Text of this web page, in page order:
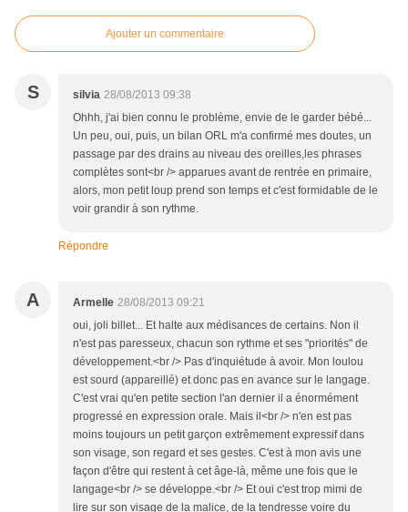
Ajouter un commentaire
S silvia 28/08/2013 09:38
Ohhh, j'ai bien connu le problème, envie de le garder bébé...
Un peu, oui, puis, un bilan ORL m'a confirmé mes doutes, un
passage par des drains au niveau des oreilles,les phrases
complètes sont<br /> apparues avant de rentrée en primaire,
alors, mon petit loup prend son temps et c'est formidable de le
voir grandir à son rythme.
Répondre
A Armelle 28/08/2013 09:21
oui, joli billet... Et halte aux médisances de certains. Non il
n'est pas paresseux, chacun son rythme et ses "priorités" de
développement.<br /> Pas d'inquiétude à avoir. Mon loulou
est sourd (appareillé) et donc pas en avance sur le langage.
C'est vrai qu'en petite section l'an dernier il a énormément
progressé en expression orale. Mais il<br /> n'en est pas
moins toujours un petit garçon extrêmement expressif dans
son visage, son regard et ses gestes. C'est à mon avis une
façon d'être qui restent à cet âge-là, même une fois que le
langage<br /> se développe.<br /> Et oui c'est trop mimi de
lire sur son visage de la malice, de la tendresse voire du